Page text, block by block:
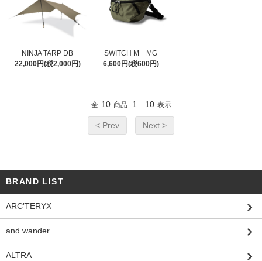
NINJA TARP DB
22,000円(税2,000円)
SWITCH M MG
6,600円(税600円)
全 10 商品 1 - 10 表示
< Prev Next >
BRAND LIST
ARC’TERYX
and wander
ALTRA